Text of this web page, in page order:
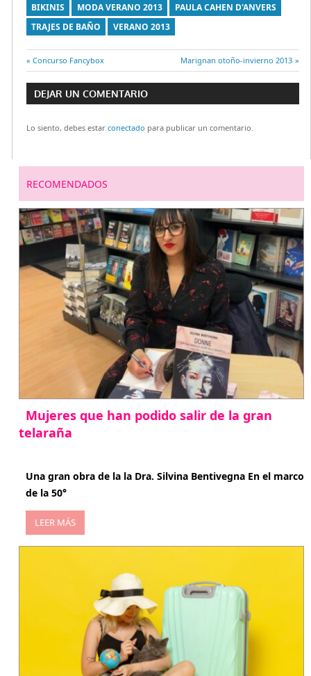
BIKINIS MODA VERANO 2013
PAULA CAHEN D'ANVERS
TRAJES DE BAÑO
VERANO 2013
Navegación
de
entradas
Entrada
anterior:
Concurso Fancybox
Entrada
siguiente:
Marignan otoño-invierno 2013
DEJAR UN COMENTARIO
Lo siento, debes estar conectado para publicar un comentario.
RECOMENDADOS
Mujeres que han podido salir de la gran
telaraña
Una gran obra de la la Dra. Silvina Bentivegna En el marco
de la 50°
LEER MÁS